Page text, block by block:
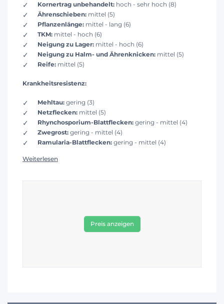
Kornertrag unbehandelt: hoch - sehr hoch (8)
Ährenschieben: mittel (5)
Pflanzenlänge: mittel - lang (6)
TKM: mittel - hoch (6)
Neigung zu Lager: mittel - hoch (6)
Neigung zu Halm- und Ährenknicken: mittel (5)
Reife: mittel (5)
Krankheitsresistenz:
Mehltau: gering (3)
Netzflecken: mittel (5)
Rhynchosporium-Blattflecken: gering - mittel (4)
Zwegrost: gering - mittel (4)
Ramularia-Blattflecken: gering - mittel (4)
Weiterlesen
Preis anzeigen